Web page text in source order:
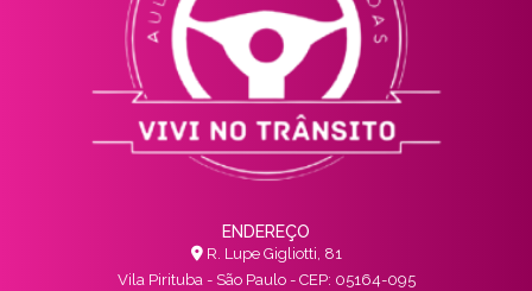
ENDEREÇO
R. Lupe Gigliotti, 81
Vila Pirituba - São Paulo - CEP: 05164-095